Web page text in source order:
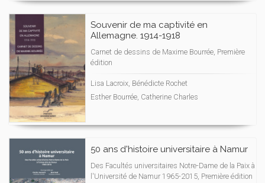
Souvenir de ma captivité en
Allemagne. 1914-1918
Carnet de dessins de Maxime Bourrée, Première
édition
Lisa Lacroix, Bénédicte Rochet
Esther Bourrée, Catherine Charles
50 ans d'histoire universitaire à Namur
Des Facultés universitaires Notre-Dame de la Paix à
l'Université de Namur 1965-2015, Première édition